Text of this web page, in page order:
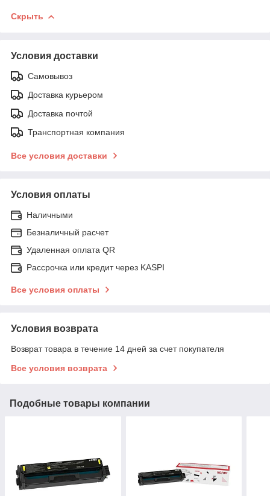
Скрыть
Условия доставки
Самовывоз
Доставка курьером
Доставка почтой
Транспортная компания
Все условия доставки
Условия оплаты
Наличными
Безналичный расчет
Удаленная оплата QR
Рассрочка или кредит через KASPI
Все условия оплаты
Условия возврата
Возврат товара в течение 14 дней за счет покупателя
Все условия возврата
Подобные товары компании